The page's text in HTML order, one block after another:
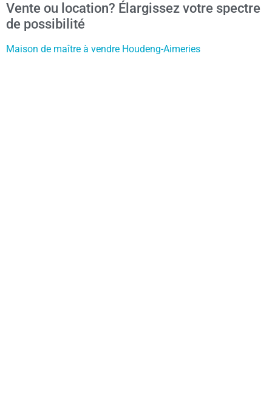
Vente ou location? Élargissez votre spectre
de possibilité
Maison de maître à vendre Houdeng-Aimeries